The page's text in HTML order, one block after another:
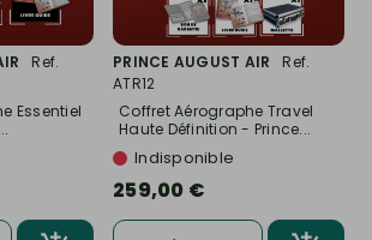
Ref.
Essentiel
PRINCE AUGUST AIR
Ref.
ATR12
Coffret Aérographe Travel
Haute Définition - Prince...
Indisponible
259,00 €